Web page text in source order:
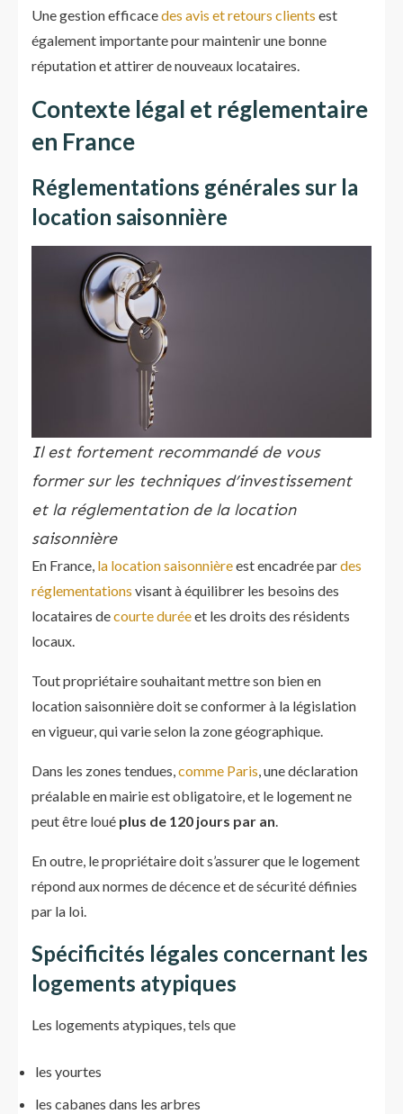
Une gestion efficacedes avis et retours clients est
également importante pour maintenir une bonne
réputation et attirer de nouveaux locataires.
Contexte légal et réglementaire
en France
Réglementations générales sur la
location saisonnière
Il est fortement recommandé de vous
former sur les techniques d’investissement
et la réglementation de la location
saisonnière
En France, la location saisonnièreest encadrée pardes
réglementations visant à équilibrer les besoins des
locataires decourte duréeet les droits des résidents
locaux.
Tout propriétaire souhaitant mettre son bien en
location saisonnière doit se conformer à la législation
en vigueur, qui varie selon la zone géographique.
Dans les zones tendues,comme Paris, une déclaration
préalable en mairie est obligatoire, et le logement ne
peut être loué plus de 120 jours par an.
En outre, le propriétaire doit s’assurer que le logement
répond aux normes de décence et de sécurité définies
par la loi.
Spécificités légales concernant les
logements atypiques
Les logements atypiques, tels que
les yourtes
les cabanes dans les arbres